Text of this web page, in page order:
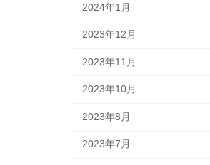
2024年1月
2023年12月
2023年11月
2023年10月
2023年8月
2023年7月